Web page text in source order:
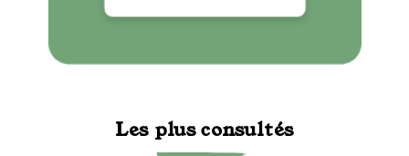
Les plus consultés